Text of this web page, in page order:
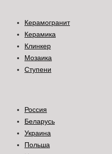
Керамогранит
Керамика
Клинкер
Мозаика
Ступени
Россия
Беларусь
Украина
Польша